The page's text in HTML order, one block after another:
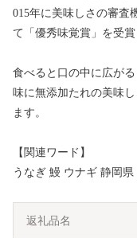
015年に美味しさの審査
て「優秀味覚賞」を受賞
食べると口の中に広が
味に無添加たれの美味
ます。
【関連ワード】
うなぎ 鰻 ウナギ 静岡
返礼品名